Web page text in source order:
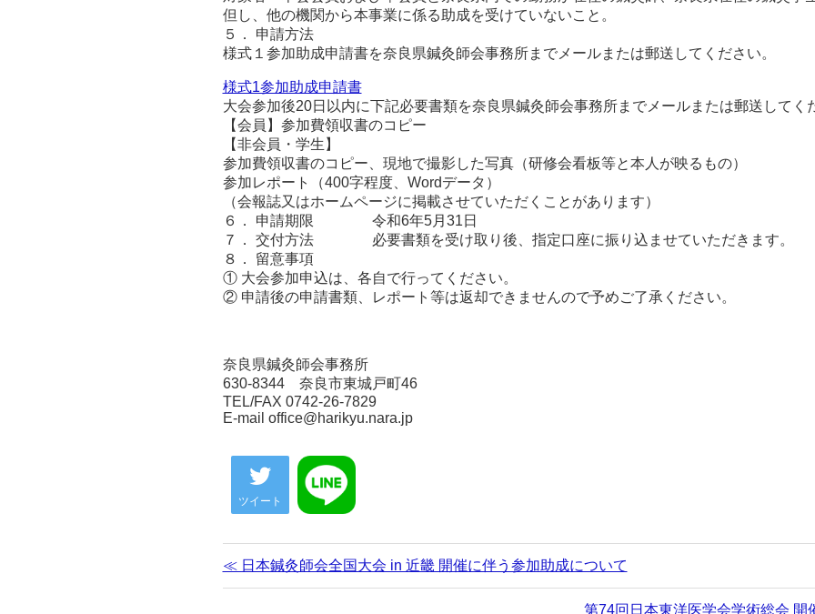
但し、他の機関から本事業に係る助成を受けていないこと。
５． 申請方法
様式１参加助成申請書を奈良県鍼灸師会事務所までメールまたは郵送してください。
様式1参加助成申請書
大会参加後20日以内に下記必要書類を奈良県鍼灸師会事務所までメールまたは郵送してく
【会員】参加費領収書のコピー
【非会員・学生】
参加費領収書のコピー、現地で撮影した写真（研修会看板等と本人が映るもの）
参加レポート（400字程度、Wordデータ）
（会報誌又はホームページに掲載させていただくことがあります）
６． 申請期限 令和6年5月31日
７． 交付方法 必要書類を受け取り後、指定口座に振り込ませていただきます。
８． 留意事項
① 大会参加申込は、各自で行ってください。
② 申請後の申請書類、レポート等は返却できませんので予めご了承ください。
奈良県鍼灸師会事務所
630-8344 奈良市東城戸町46
TEL/FAX 0742-26-7829
E-mail office@harikyu.nara.jp
ツイート
≪ 日本鍼灸師会全国大会 in 近畿 開催に伴う参加助成について
第74回日本東洋医学会学術総会